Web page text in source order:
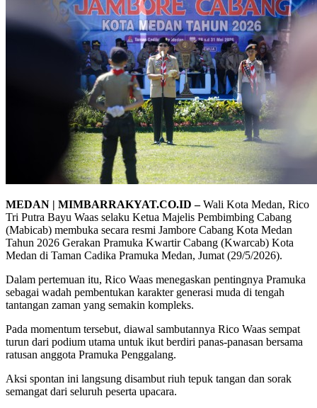
MEDAN | MIMBARRAKYAT.CO.ID –Wali Kota Medan, Rico
Tri Putra Bayu Waas selaku Ketua Majelis Pembimbing Cabang
(Mabicab) membuka secara resmi Jambore Cabang Kota Medan
Tahun 2026 Gerakan Pramuka Kwartir Cabang (Kwarcab) Kota
Medan di Taman Cadika Pramuka Medan, Jumat (29/5/2026).
Dalam pertemuan itu, Rico Waas menegaskan pentingnya Pramuka
sebagai wadah pembentukan karakter generasi muda di tengah
tantangan zaman yang semakin kompleks.
Pada momentum tersebut, diawal sambutannya Rico Waas sempat
turun dari podium utama untuk ikut berdiri panas-panasan bersama
ratusan anggota Pramuka Penggalang.
Aksi spontan ini langsung disambut riuh tepuk tangan dan sorak
semangat dari seluruh peserta upacara.